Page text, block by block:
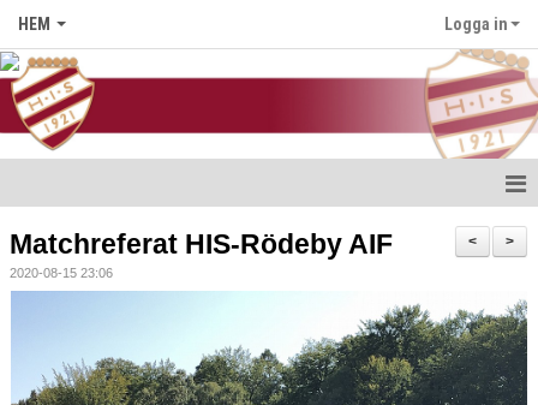
HEM Logga in
Nyheter
Medlem i HIS
>
<
Matchreferat HIS-Rödeby AIF
2020-08-15 23:06